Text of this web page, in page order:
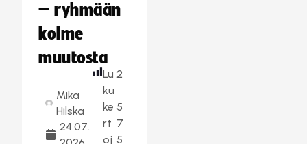
– ryhmään
kolme
muutosta
Mika
Hilska
24.07.
Lu
ku
ke
rt
oj
2
5
7
5